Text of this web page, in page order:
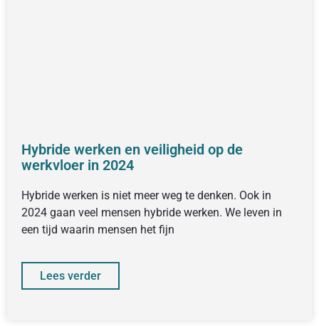
Hybride werken en veiligheid op de
werkvloer in 2024
Hybride werken is niet meer weg te denken. Ook in
2024 gaan veel mensen hybride werken. We leven in
een tijd waarin mensen het fijn
Lees verder